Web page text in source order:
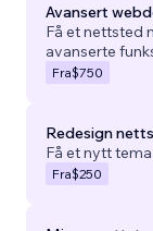
Avansert
Få et nettsted
avanserte
Fra$750
Redesign
Få et nytt
Fra$250